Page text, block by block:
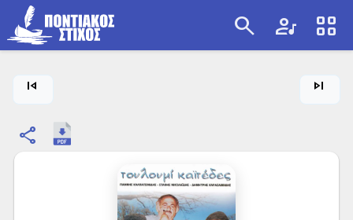
search artist view_cozy
skip_previous skip_next
share